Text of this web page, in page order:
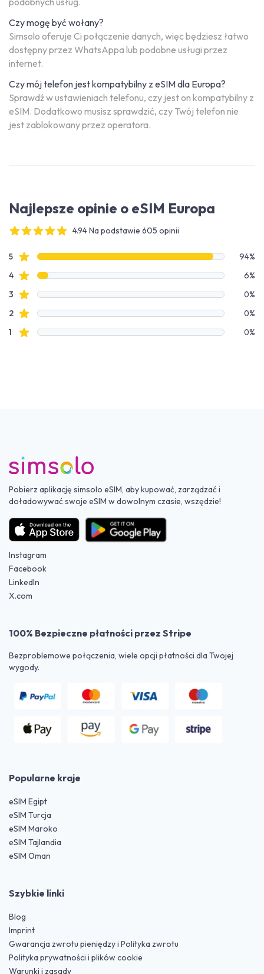
Czy mogę być wołany?
Simsolo oferuje Ci połączenie danych, więc będziesz łatwo
dostępny przez WhatsAppa lub podobne usługi przez
internet.
Czy mój telefon jest kompatybilny z eSIM dla Europa?
Sprawdź w ustawieniach telefonu, czy jest on kompatybilny z
eSIM. Dodatkowo musisz sprawdzić, czy Twój telefon nie
jest zablokowany przez operatora.
Najlepsze opinie o eSIM Europa
4.94 Na podstawie 605 opinii
Dane recenzji
5recenzje ze gwiazdkami
94%
4recenzje ze gwiazdkami
6%
3 recenzje ze gwiazdkami
0%
2recenzje ze gwiazdkami
0%
1 recenzje ze gwiazdkami 0%
Pobierz aplikację simsolo eSIM, aby kupować, zarządzać i
doładowywać swoje eSIM w dowolnym czasie, wszędzie!
Instagram
Facebook
LinkedIn
X.com
100% Bezpieczne płatności przez Stripe
Bezproblemowe połączenia, wiele opcji płatności dla Twojej
wygody.
Popularne kraje
eSIM Egipt
eSIM Turcja
eSIM Maroko
eSIM Tajlandia
eSIM Oman
Szybkie linki
Blog
Imprint
Gwarancja zwrotu pieniędzy i Polityka zwrotu
Polityka prywatności i plików cookie
Warunki i zasady